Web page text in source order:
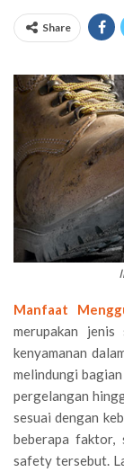
Share
Manfaat
merupakan
kenyamanan
melindungi
pergelangan
sesuai dengan
beberapa faktor,
safety tersebut.